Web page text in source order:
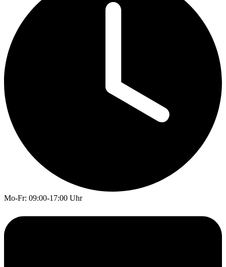
Mo-Fr: 09:00-17:00 Uhr